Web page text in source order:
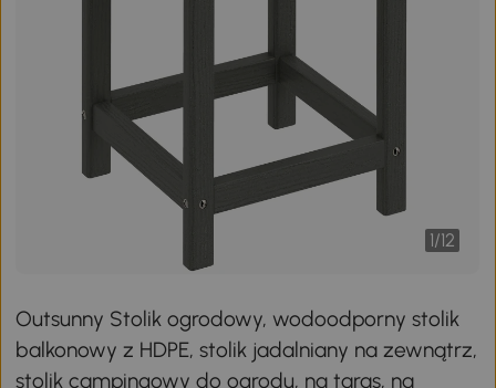
1/12
Outsunny Stolik ogrodowy, wodoodporny stolik
balkonowy z HDPE, stolik jadalniany na zewnątrz,
stolik campingowy do ogrodu, na taras, na